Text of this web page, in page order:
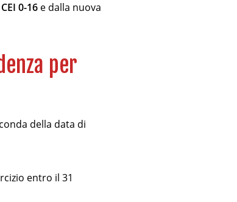
0-16 e dalla nuova
per
della data di
entro il 31